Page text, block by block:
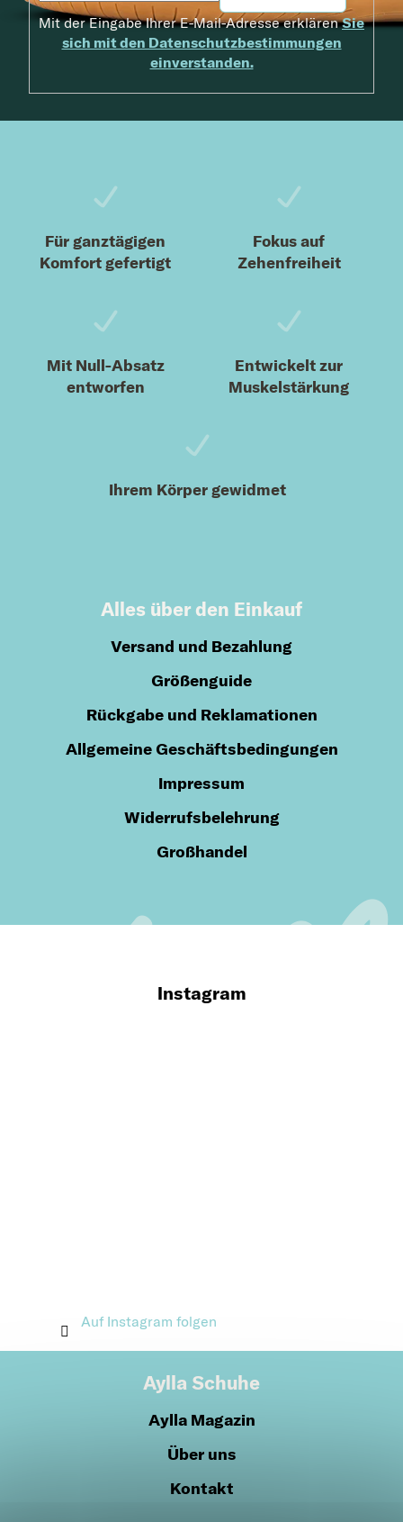
Mit der Eingabe Ihrer E-Mail-Adresse erklärenSie
sich mit den Datenschutzbestimmungen
einverstanden.
Für ganztägigen
Komfort gefertigt
Fokus auf
Zehenfreiheit
Mit Null-Absatz
entworfen
Entwickelt zur
Muskelstärkung
Ihrem Körper gewidmet
Alles über den Einkauf
Versand und Bezahlung
Größenguide
Rückgabe und Reklamationen
Allgemeine Geschäftsbedingungen
Impressum
Widerrufsbelehrung
Großhandel
Instagram
Auf Instagram folgen
Aylla Schuhe
Aylla Magazin
Über uns
Kontakt